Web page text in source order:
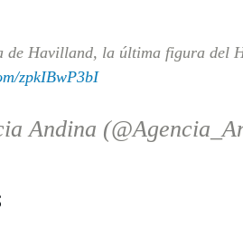
Havilland, la última figura del
zpkIBwP3bI
Andina